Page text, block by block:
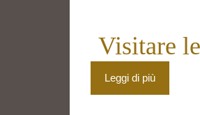
Visitare
Leggi di più